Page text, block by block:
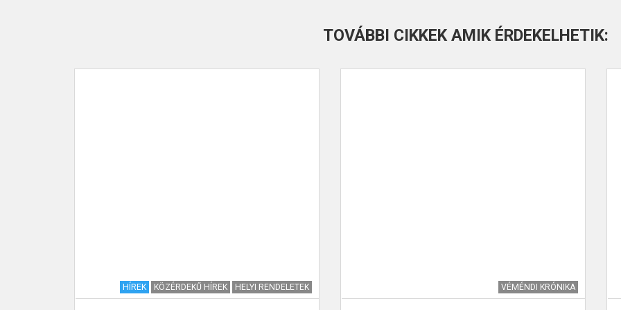
TOVÁBBI CIKKEK AMIK ÉRDEKELHETIK:
HÍREK KÖZÉRDEKŰ HÍREK HELYI RENDELETEK VÉMÉNDI KRÓNIKA